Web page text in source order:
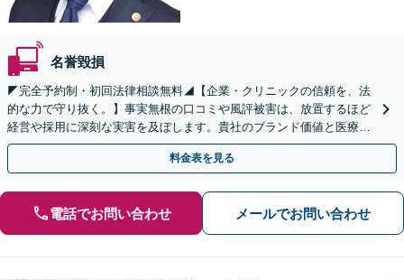
名誉毀損
◤完全予約制・初回法律相談無料◢【企業・クリニックの信頼を、法
的な力で守り抜く。】事実無根の口コミや風評被害は、放置するほど
経営や採用に深刻な実害を及ぼします。貴社のブランド価値と医療機
関としての信頼を、法に基づき守ります。
料金表を見る
電話でお問い合わせ メールでお問い合わせ